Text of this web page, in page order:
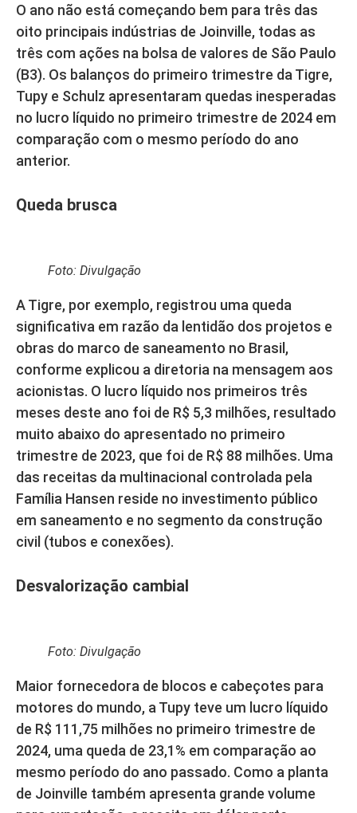
O ano não está começando bem para três das
oito principais indústrias de Joinville, todas as
três com ações na bolsa de valores de São Paulo
(B3). Os balanços do primeiro trimestre da Tigre,
Tupy e Schulz apresentaram quedas inesperadas
no lucro líquido no primeiro trimestre de 2024 em
comparação com o mesmo período do ano
anterior.
Queda brusca
Foto: Divulgação
A Tigre, por exemplo, registrou uma queda
significativa em razão da lentidão dos projetos e
obras do marco de saneamento no Brasil,
conforme explicou a diretoria na mensagem aos
acionistas. O lucro líquido nos primeiros três
meses deste ano foi de R$ 5,3 milhões, resultado
muito abaixo do apresentado no primeiro
trimestre de 2023, que foi de R$ 88 milhões. Uma
das receitas da multinacional controlada pela
Família Hansen reside no investimento público
em saneamento e no segmento da construção
civil (tubos e conexões).
Desvalorização cambial
Foto: Divulgação
Maior fornecedora de blocos e cabeçotes para
motores do mundo, a Tupy teve um lucro líquido
de R$ 111,75 milhões no primeiro trimestre de
2024, uma queda de 23,1% em comparação ao
mesmo período do ano passado. Como a planta
de Joinville também apresenta grande volume